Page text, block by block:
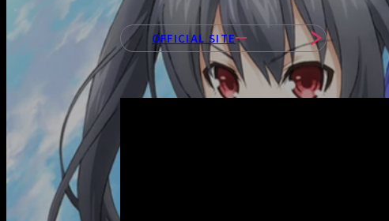
OFFICIAL SITE